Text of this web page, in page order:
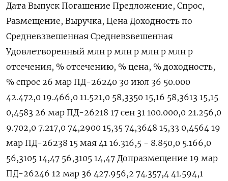
Дата Выпуск Погашение Предложение, Спрос,
Размещение, Выручка, Цена Доходность по
Средневзвешенная Средневзвешенная
Удовлетворенный млн р млн р млн р млн р
отсечения, % отсечению, % цена, % доходность,
% спрос 26 мар ПД-26240 30 июл 36 50.000
42.472,0 19.466,0 11.521,0 58,3350 15,16 58,3613 15,15
0,4583 26 мар ПД-26218 17 сен 31 100.000,0 21.256,0
9.702,0 7.217,0 74,2900 15,35 74,3648 15,33 0,4564 19
мар ПД-26238 15 мая 41 16.316,5 - 8.850,0 5.166,0
56,3105 14,47 56,3105 14,47 Допразмещение 19 мар
ПД-26246 12 мар 36 427.956,2 74.357,4 41.594,1